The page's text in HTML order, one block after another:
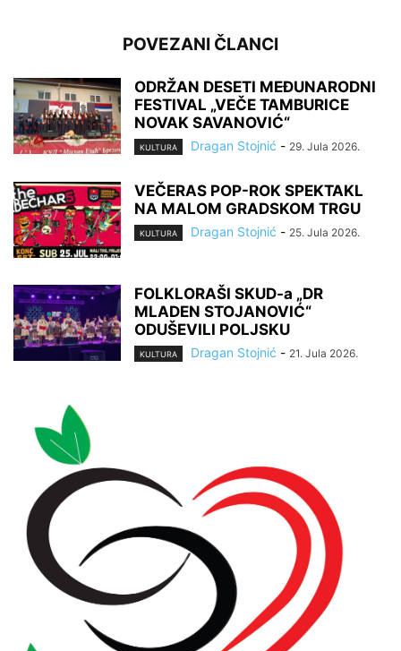
POVEZANI ČLANCI
ODRŽAN DESETI MEĐUNARODNI
FESTIVAL „VEČE TAMBURICE
NOVAK SAVANOVIĆ“
KULTURA Dragan Stojnić - 29. Jula 2026.
VEČERAS POP-ROK SPEKTAKL
NA MALOM GRADSKOM TRGU
KULTURA Dragan Stojnić - 25. Jula 2026.
FOLKLORAŠI SKUD-a „DR
MLADEN STOJANOVIĆ“
ODUŠEVILI POLJSKU
KULTURA Dragan Stojnić - 21. Jula 2026.